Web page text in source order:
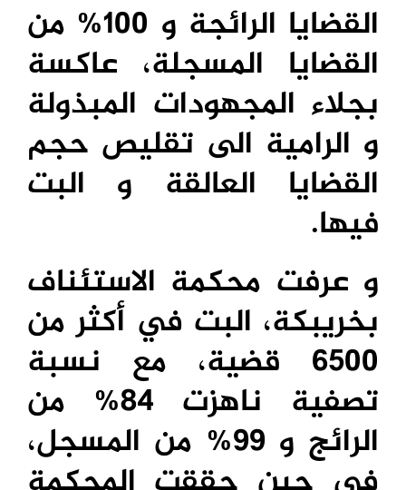
القضايا الرائجة و 100% من
القضايا المسجلة، عاكسة
بجلاء المجهودات المبذولة
و الرامية الى تقليص حجم
القضايا العالقة و البت
فيها.
و عرفت محكمة الاستئناف
بخريبكة، البت في أكثر من
6500 قضية، مع نسبة
تصفية ناهزت 84% من
الرائج و 99% من المسجل،